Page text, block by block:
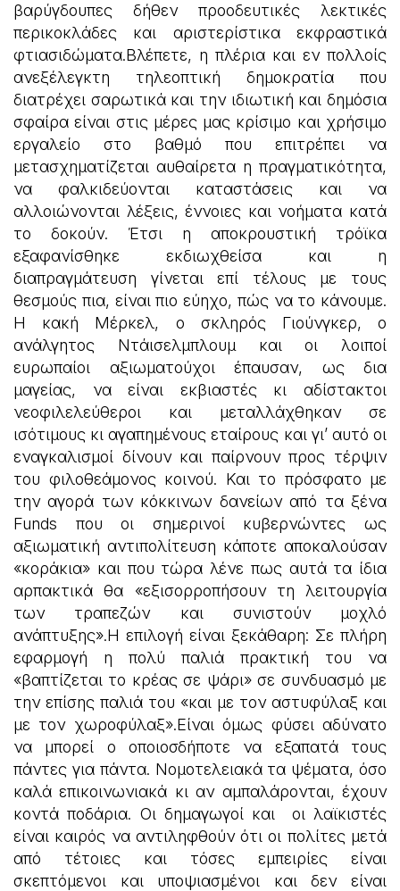
βαρύγδουπες δήθεν προοδευτικές λεκτικές
περικοκλάδες και αριστερίστικα εκφραστικά
φτιασιδώματα.Βλέπετε, η πλέρια και εν πολλοίς
ανεξέλεγκτη τηλεοπτική δημοκρατία που
διατρέχει σαρωτικά και την ιδιωτική και δημόσια
σφαίρα είναι στις μέρες μας κρίσιμο και χρήσιμο
εργαλείο στο βαθμό που επιτρέπει να
μετασχηματίζεται αυθαίρετα η πραγματικότητα,
να φαλκιδεύονται καταστάσεις και να
αλλοιώνονται λέξεις, έννοιες και νοήματα κατά
το δοκούν. Έτσι η αποκρουστική τρόϊκα
εξαφανίσθηκε εκδιωχθείσα και η
διαπραγμάτευση γίνεται επί τέλους με τους
θεσμούς πια, είναι πιο εύηχο, πώς να το κάνουμε.
Η κακή Μέρκελ, ο σκληρός Γιούνγκερ, ο
ανάλγητος Ντάισελμπλουμ και οι λοιποί
ευρωπαίοι αξιωματούχοι έπαυσαν, ως δια
μαγείας, να είναι εκβιαστές κι αδίστακτοι
νεοφιλελεύθεροι και μεταλλάχθηκαν σε
ισότιμους κι αγαπημένους εταίρους και γι’ αυτό οι
εναγκαλισμοί δίνουν και παίρνουν προς τέρψιν
του φιλοθεάμονος κοινού. Και το πρόσφατο με
την αγορά των κόκκινων δανείων από τα ξένα
Funds που οι σημερινοί κυβερνώντες ως
αξιωματική αντιπολίτευση κάποτε αποκαλούσαν
«κοράκια» και που τώρα λένε πως αυτά τα ίδια
αρπακτικά θα «εξισορροπήσουν τη λειτουργία
των τραπεζών και συνιστούν μοχλό
ανάπτυξης».Η επιλογή είναι ξεκάθαρη: Σε πλήρη
εφαρμογή η πολύ παλιά πρακτική του να
«βαπτίζεται το κρέας σε ψάρι» σε συνδυασμό με
την επίσης παλιά του «και με τον αστυφύλαξ και
με τον χωροφύλαξ».Είναι όμως φύσει αδύνατο
να μπορεί ο οποιοσδήποτε να εξαπατά τους
πάντες για πάντα. Νομοτελειακά τα ψέματα, όσο
καλά επικοινωνιακά κι αν αμπαλάρονται, έχουν
κοντά ποδάρια. Οι δημαγωγοί και οι λαϊκιστές
είναι καιρός να αντιληφθούν ότι οι πολίτες μετά
από τέτοιες και τόσες εμπειρίες είναι
σκεπτόμενοι και υποψιασμένοι και δεν είναι